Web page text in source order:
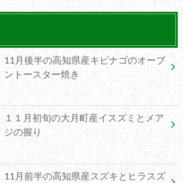
11月後半の高知県産キビナゴのオーブ
ントースター焼き
１１月初旬の大月町産イスズミとメア
ジの握り
11月前半の高知県産スズキとヒラスズ